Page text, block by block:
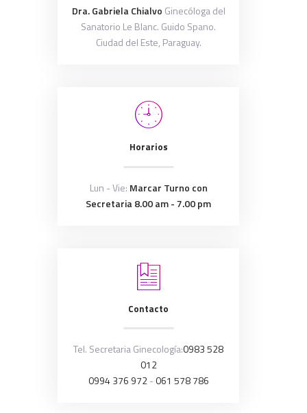
Dra. Gabriela Chialvo Ginecóloga del
Sanatorio Le Blanc. Guido Spano.
Ciudad del Este, Paraguay.
Horarios
Lun - Vie: Marcar Turno con
Secretaria 8.00 am - 7.00 pm
Contacto
Tel. Secretaria Ginecología:0983 528
012
0994 376 972- 061 578 786